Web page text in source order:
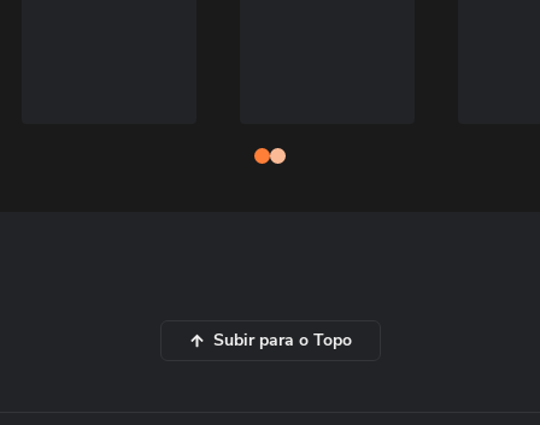
Subir para o Topo